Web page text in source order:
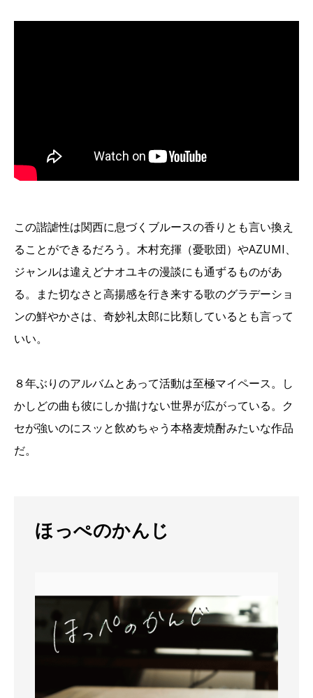
この諧謔性は関西に息づくブルースの香りとも言い換え
ることができるだろう。木村充揮（憂歌団）やAZUMI、
ジャンルは違えどナオユキの漫談にも通ずるものがあ
る。また切なさと高揚感を行き来する歌のグラデーショ
ンの鮮やかさは、奇妙礼太郎に比類しているとも言って
いい。
８年ぶりのアルバムとあって活動は至極マイペース。し
かしどの曲も彼にしか描けない世界が広がっている。ク
セが強いのにスッと飲めちゃう本格麦焼酎みたいな作品
だ。
ほっぺのかんじ